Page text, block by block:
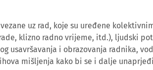
uz rad, koje su uređene
klizno radno vrijeme, itd.), ljudski
usavršavanja i obrazovanja radnika,
mišljenja kako bi se i dalje